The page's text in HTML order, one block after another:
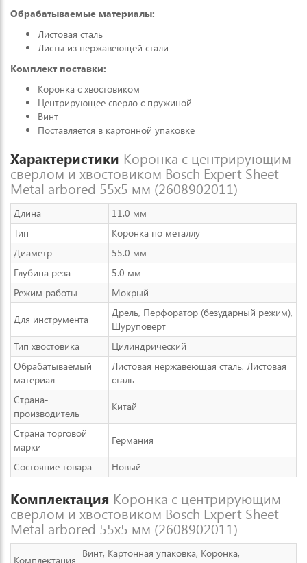
Обрабатываемые материалы:
Листовая сталь
Листы из нержавеющей стали
Комплект поставки:
Коронка с хвостовиком
Центрирующее сверло с пружиной
Винт
Поставляется в картонной упаковке
Характеристики Коронка с центрирующим
сверлом и хвостовиком Bosch Expert Sheet
Metal arbored 55x5 мм (2608902011)
Длина
11.0 мм
Тип
Коронка по металлу
Диаметр
55.0 мм
Глубина реза
5.0 мм
Режим работы
Мокрый
Для инструмента
Дрель, Перфоратор (безударный режим),
Шуруповерт
Тип хвостовика
Цилиндрический
Обрабатываемый
материал
Листовая нержавеющая сталь, Листовая
сталь
Страна-
производитель
Китай
Страна торговой
марки
Германия
Состояние товара Новый
Комплектация Коронка с центрирующим
сверлом и хвостовиком Bosch Expert Sheet
Metal arbored 55x5 мм (2608902011)
Комплектация
Винт, Картонная упаковка, Коронка,